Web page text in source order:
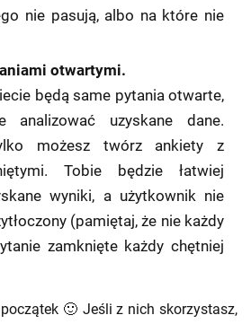
nie pasują, albo na które nie
otwartymi.
będą same pytania otwarte,
analizować uzyskane dane.
możesz twórz ankiety z
Tobie będzie łatwiej
wyniki, a użytkownik nie
(pamiętaj, że nie każdy
zamknięte każdy chętniej
🙂 Jeśli z nich skorzystasz,